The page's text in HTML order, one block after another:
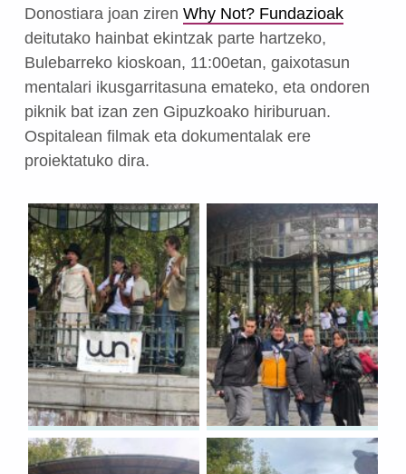
Donostiara joan ziren Why Not? Fundazioak
deitutako hainbat ekintzak parte hartzeko,
Bulebarreko kioskoan, 11:00etan, gaixotasun
mentalari ikusgarritasuna emateko, eta ondoren
piknik bat izan zen Gipuzkoako hiriburuan.
Ospitalean filmak eta dokumentalak ere
proiektatuko dira.